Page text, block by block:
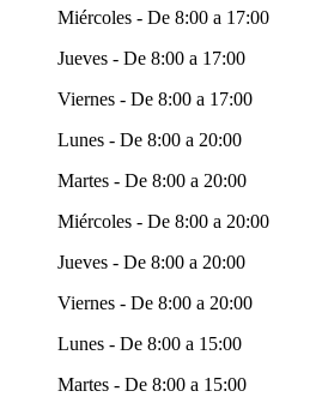
Miércoles - De 8:00 a 17:00
Jueves - De 8:00 a 17:00
Viernes - De 8:00 a 17:00
Lunes - De 8:00 a 20:00
Martes - De 8:00 a 20:00
Miércoles - De 8:00 a 20:00
Jueves - De 8:00 a 20:00
Viernes - De 8:00 a 20:00
Lunes - De 8:00 a 15:00
Martes - De 8:00 a 15:00